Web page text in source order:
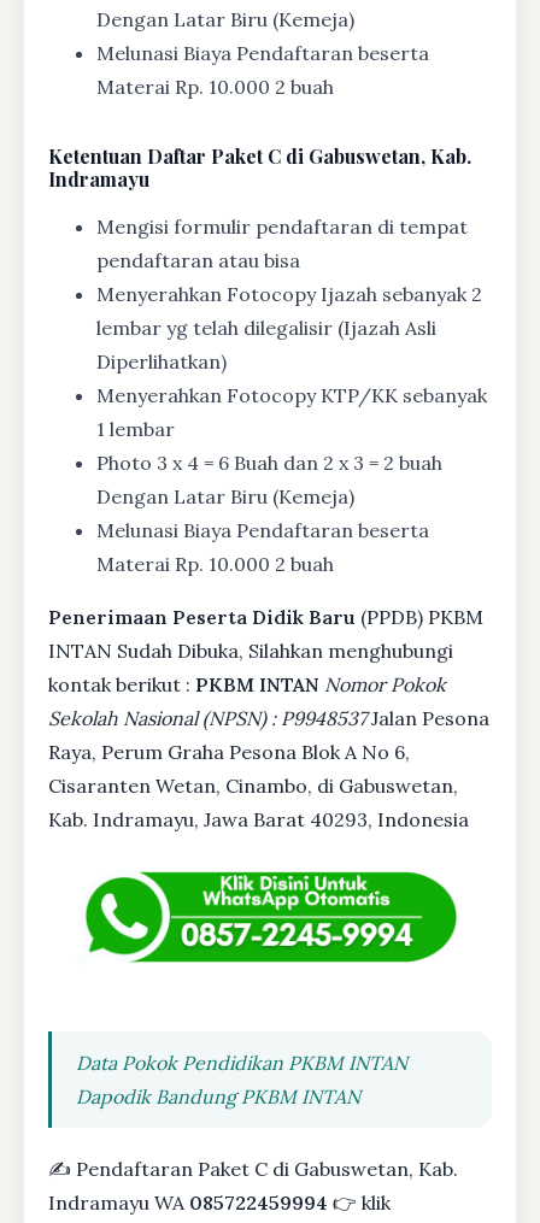
Dengan Latar Biru (Kemeja)
Melunasi Biaya Pendaftaran beserta
Materai Rp. 10.000 2 buah
Ketentuan Daftar Paket C di Gabuswetan, Kab.
Indramayu
Mengisi formulir pendaftaran di tempat
pendaftaran atau bisa
Menyerahkan Fotocopy Ijazah sebanyak 2
lembar yg telah dilegalisir (Ijazah Asli
Diperlihatkan)
Menyerahkan Fotocopy KTP/KK sebanyak
1 lembar
Photo 3 x 4 = 6 Buah dan 2 x 3 = 2 buah
Dengan Latar Biru (Kemeja)
Melunasi Biaya Pendaftaran beserta
Materai Rp. 10.000 2 buah
Penerimaan Peserta Didik Baru (PPDB) PKBM
INTAN Sudah Dibuka, Silahkan menghubungi
kontak berikut : PKBM INTAN Nomor Pokok
Sekolah Nasional (NPSN) : P9948537Jalan Pesona
Raya, Perum Graha Pesona Blok A No 6,
Cisaranten Wetan, Cinambo, di Gabuswetan,
Kab. Indramayu, Jawa Barat 40293, Indonesia
Data Pokok Pendidikan PKBM INTAN
Dapodik Bandung PKBM INTAN
✍ Pendaftaran Paket C di Gabuswetan, Kab.
Indramayu WA 085722459994 👉 klik